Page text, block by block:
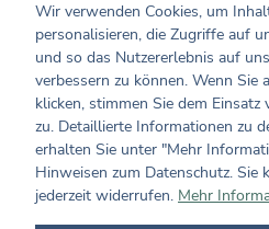
Nährwert­information pro 100 g:
Zutaten und Allergene
Zutaten: ACRYLATES/
Wir verwenden Cookies, um
personalisieren, die Zugriffe auf
und so das Nutzererlebnis auf
verbessern zu können. Wenn Sie
klicken, stimmen Sie dem
zu. Detaillierte Informationen zu
erhalten Sie unter "Mehr
Hinweisen zum Datenschutz. Sie
jederzeit widerrufen. Mehr